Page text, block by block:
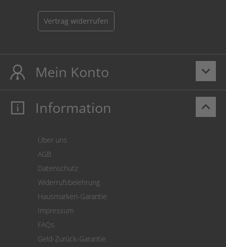
Vertrag widerrufen
keyboard_arrow_down
Mein Konto
Mein Konto
Cookie Einstellungen
keyboard_arrow_up
Information
Über uns
AGB
Datenschutz
Widerrufsbelehrung
Hausmarken-Garantie
Impressum
FAQs
Geld-Zurück-Garantie